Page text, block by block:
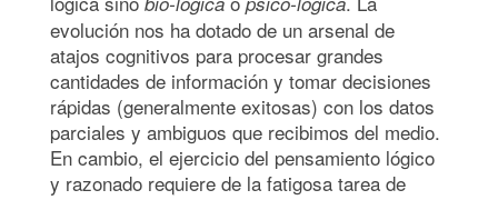
evolución nos ha dotado de un arsenal de
atajos cognitivos para procesar grandes
cantidades de información y tomar decisiones
rápidas (generalmente exitosas) con los datos
parciales y ambiguos que recibimos del medio.
En cambio, el ejercicio del pensamiento lógico
y razonado requiere de la fatigosa tarea de